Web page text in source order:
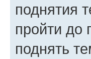
поднятия
пройти до
поднять